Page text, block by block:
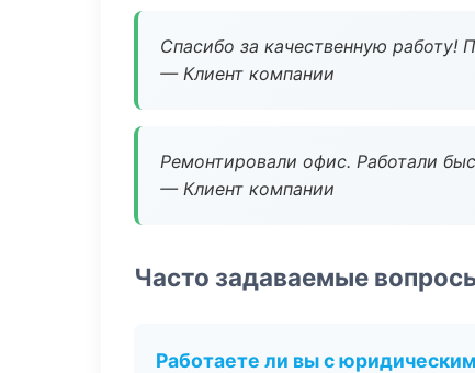
Спасибо за качественную работу!
— Клиент компании
Ремонтировали офис. Работали
— Клиент компании
Часто задаваемые
Работаете ли вы с